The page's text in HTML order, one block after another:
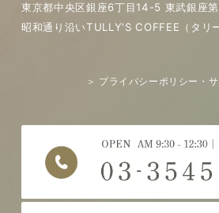
東京都中央区銀座6丁目14-5 東武銀座
昭和通り沿いTULLY'S COFFEE（タリ
＞ プライバシーポリシー・